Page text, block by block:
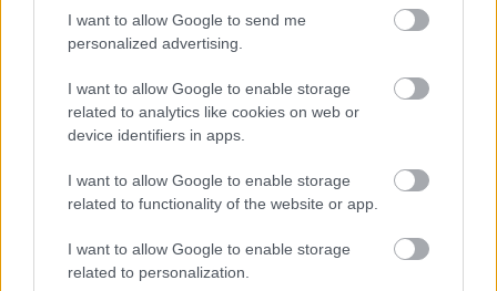
I want to allow Google to send me
personalized advertising.
I want to allow Google to enable storage
related to analytics like cookies on web or
device identifiers in apps.
I want to allow Google to enable storage
related to functionality of the website or app.
I want to allow Google to enable storage
related to personalization.
Helen Mirren - 1923
Bella Ramsey - The Last of Us
Keri Russell - A diplomata
Imelda Staunton - A korona
Emma Stone - The Curse